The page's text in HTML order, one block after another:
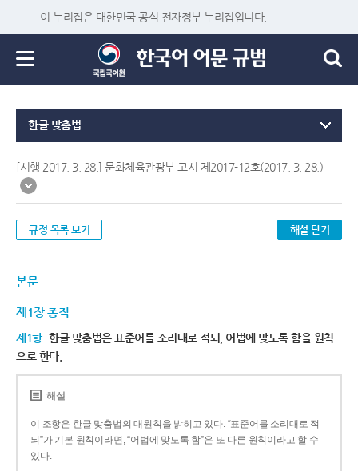
이 누리집은 대한민국 공식 전자정부 누리집입니다.
한글 맞춤법
[시행 2017. 3. 28.] 문화체육관광부 고시 제2017-12호(2017. 3. 28.)
규정 목록 보기 해설 닫기
본문
제1장 총칙
제1항 한글 맞춤법은 표준어를 소리대로 적되, 어법에 맞도록 함을 원칙
으로 한다.
해설
이 조항은 한글 맞춤법의 대원칙을 밝히고 있다. “표준어를 소리대로 적
되”가 기본 원칙이라면, “어법에 맞도록 함”은 또 다른 원칙이라고 할 수
있다.